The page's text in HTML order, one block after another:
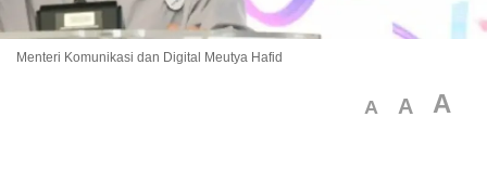
Menteri Komunikasi dan Digital Meutya Hafid
A A A